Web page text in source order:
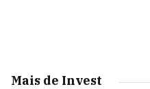
Mais de Invest